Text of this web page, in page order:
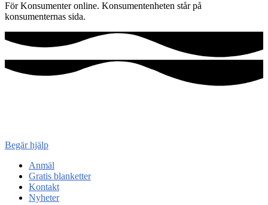
För Konsumenter online. Konsumentenheten står på
konsumenternas sida.
Begär hjälp
Anmäl
Gratis blanketter
Kontakt
Nyheter